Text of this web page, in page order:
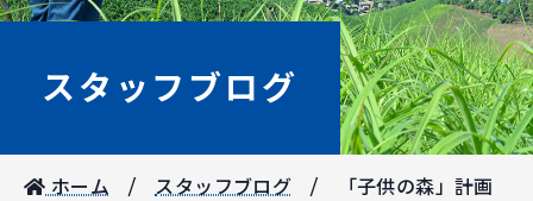
スタッフブログ
ホーム スタッフブログ 「子供の森」計画